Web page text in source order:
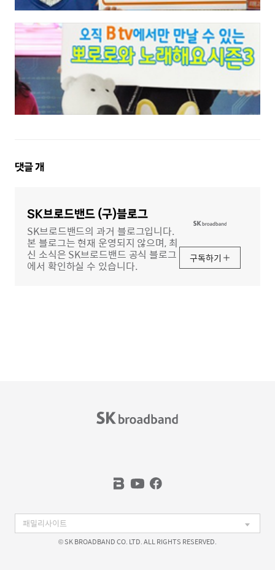
댓
댓글개
SK브로드밴드 (구)블로그
SK브로드밴드의 과거 블로그입니다.
본 블로그는 현재 운영되지 않으며, 최
신 소식은 SK브로드밴드 공식 블로그
에서 확인하실 수 있습니다.
구독하기
© SK BROADBAND CO. LTD. ALL RIGHTS RESERVED.